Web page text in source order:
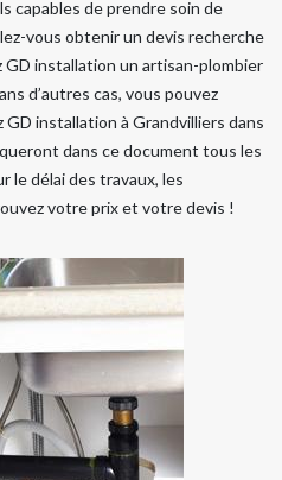
capables de prendre soin de
vous obtenir un devis recherche
GD installation un artisan-plombier
d’autres cas, vous pouvez
installation à Grandvilliers dans
dans ce document tous les
le délai des travaux, les
votre prix et votre devis !